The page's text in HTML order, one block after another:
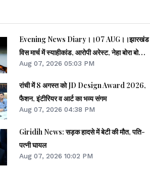
Evening News Diary।।07 AUG।।झारखंड
विस मार्च में स्याहीकांड, आरोपी अरेस्ट, नेहा बोरा बोलीं-
BJP-RSS के गुंडों का काम।।आंदोलनरत छात्रों की
मिले SDO, वार्ता की उम्मीद।।40 साल बाद बोफोर्स
केस बंद।।समेत कई खबरें व वीडियो।।
Aug 07, 2026 05:03 PM
रांची में 8 अगस्त को JD Design Award 2026,
फैशन, इंटीरियर व आर्ट का भव्य संगम
Aug 07, 2026 04:38 PM
Giridih News: सड़क हादसे में बेटी की मौत, पति-
पत्नी घायल
Aug 07, 2026 10:02 PM